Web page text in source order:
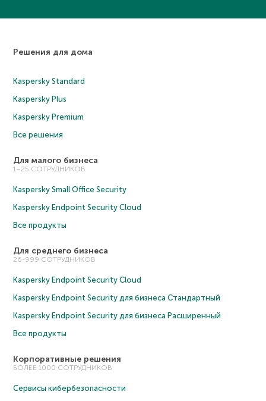
Решения для дома
Kaspersky Standard
Kaspersky Plus
Kaspersky Premium
Все решения
Для малого бизнеса
1–25 СОТРУДНИКОВ
Kaspersky Small Office Security
Kaspersky Endpoint Security Cloud
Все продукты
Для среднего бизнеса
26-999 СОТРУДНИКОВ
Kaspersky Endpoint Security Cloud
Kaspersky Endpoint Security для бизнеса Cтандартный
Kaspersky Endpoint Security для бизнеса Расширенный
Все продукты
Корпоративные решения
БОЛЕЕ 1000 СОТРУДНИКОВ
Сервисы кибербезопасности